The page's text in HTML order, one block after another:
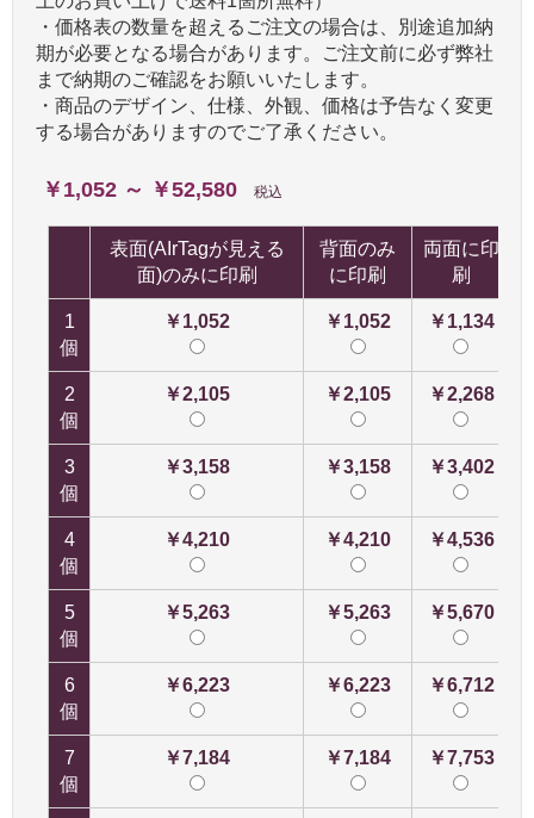
・価格表の数量を超えるご注文の場合は、別途追加納
期が必要となる場合があります。ご注文前に必ず弊社
まで納期のご確認をお願いいたします。
・商品のデザイン、仕様、外観、価格は予告なく変更
する場合がありますのでご了承ください。
￥1,052 ～ ￥52,580 税込
表面(AIrTagが見える
面)のみに印刷
背面のみ
に印刷
両面に印
刷
1
個
￥1,052 ￥1,052 ￥1,134
2
個
￥2,105 ￥2,105 ￥2,268
3
個
￥3,158 ￥3,158 ￥3,402
4
個
￥4,210 ￥4,210 ￥4,536
5
個
￥5,263 ￥5,263 ￥5,670
6
個
￥6,223 ￥6,223 ￥6,712
7
個
￥7,184 ￥7,184 ￥7,753